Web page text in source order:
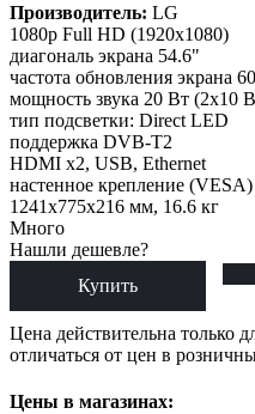
Производитель: LG
1080p Full HD (1920x1080)
диагональ экрана 54.6"
частота обновления экрана
мощность звука 20 Вт (2х10
тип подсветки: Direct LED
поддержка DVB-T2
HDMI x2, USB, Ethernet
настенное крепление
1241x775x216 мм, 16.6 кг
Много
Нашли дешевле?
Купить
Цена действительна только
отличаться от цен в
Цены в магазинах: